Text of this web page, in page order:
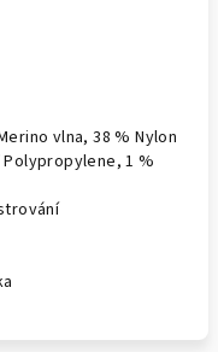
vlna, 38 % Nylon
1 %